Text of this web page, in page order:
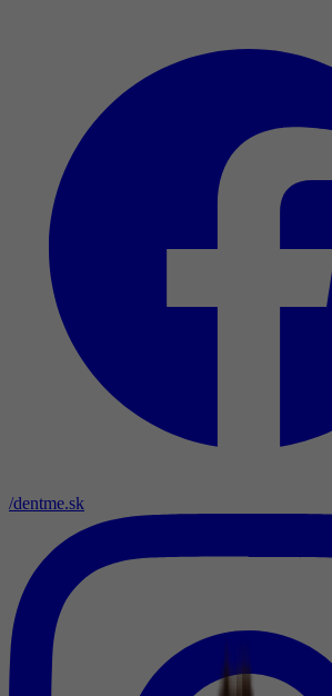
/dentme.sk